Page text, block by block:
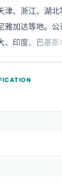
津、浙江、湖
雅加达等地。
印度、巴基斯
为国家重大技术
术开发能力。通
批拥有自主知识
的开发、设计、
承包能力。公司